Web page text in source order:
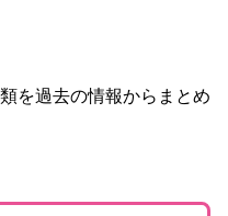
を過去の情報からまとめ